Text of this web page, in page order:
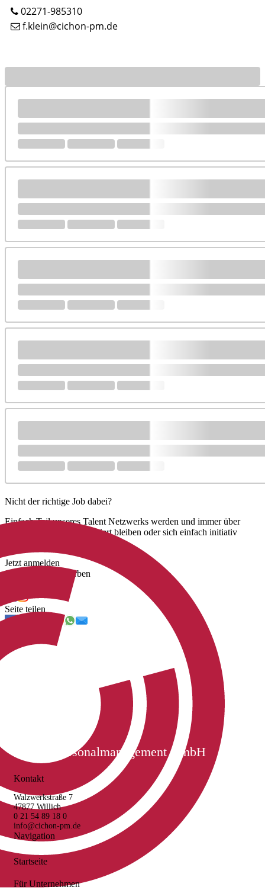
02271-985310
f.klein@cichon-pm.de
Nicht der richtige Job dabei?
Einfach Teil unseres Talent Netzwerks werden und immer über
unsere neuen Jobs informiert bleiben oder sich einfach initiativ
Jetzt anmelden
Jetzt initiativ bewerben
Seite teilen
Cichon Personalmanagement GmbH
Kontakt
Walzwerkstraße 7
47877 Willich
0 21 54 89 18 0
info@cichon-pm.de
Navigation
Startseite
Für Unternehmen